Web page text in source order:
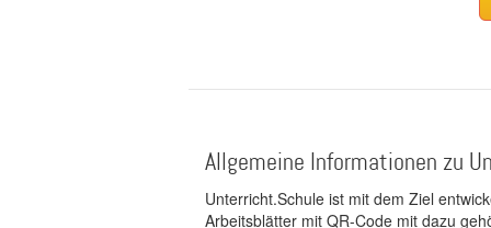
Allgemeine Informationen zu
Unterricht.Schule ist mit dem Ziel
Arbeitsblätter mit QR-Code mit dazu